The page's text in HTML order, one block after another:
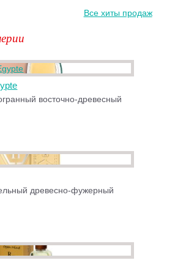
Все хиты продаж
восточно-древесный
древесно-фужерный